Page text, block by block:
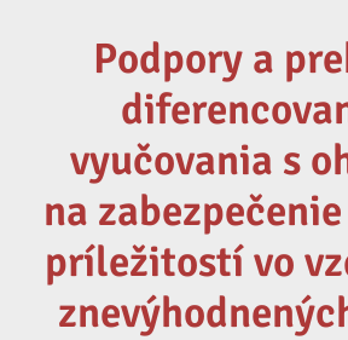
Podpory a
vyučovania s
na
príležitostí vo